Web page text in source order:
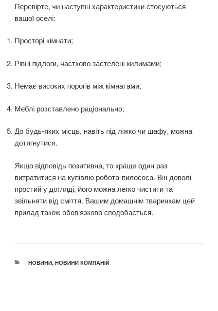
Перевірте, чи наступні характеристики стосуються
вашої оселі:
Просторі кімнати;
Рівні підлоги, частково застелені килимами;
Немає високих порогів між кімнатами;
Меблі розставлено раціонально;
До будь-яких місць, навіть під ліжко чи шафу, можна
дотягнутися.
Якщо відповідь позитивна, то краще один раз
витратитися на купівлю робота-пилососа. Він доволі
простий у догляді, його можна легко чистити та
звільняти від сміття. Вашим домашнім тваринкам цей
прилад також обов’язково сподобається.
КАТЕГОРІЇ
НОВИНИ, НОВИНИ КОМПАНІЙ